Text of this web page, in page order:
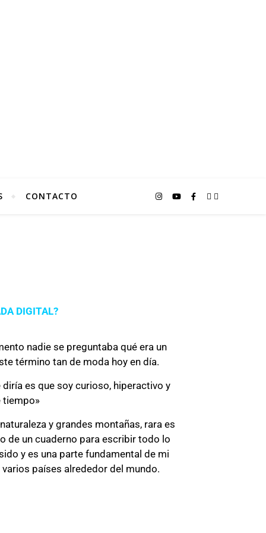
CONTACTO
DIGITAL?
nadie se preguntaba qué era un
término tan de moda hoy en día.
es que soy curioso, hiperactivo y
tiempo»
y grandes montañas, rara es
de un cuaderno para escribir todo lo
y es una parte fundamental de mi
países alrededor del mundo.